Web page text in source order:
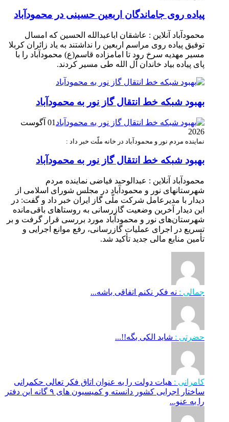
پیاده روی جاماندگان اربعین حسینی در محمودآباد
محمودآباد آنلاین : عاشقان اباعبدالله الحسین که امسال
توفیق پیاده روی مراسم اربعین را نداشتند به یاد زائران کربلا
مسیر مهدیه سرخ رود تا امامزاده قاسم(ع) محمودآباد را با
پای پیاده بیاد خاندان آل الله طی مسیر کردند.
بهبود شبکه خط انتقال گاز نور به محمودآباد
01 آگوست
2026
نماینده مردم نور و محمودآباد در خانه ملّت خبر داد :
بهبود شبکه خط انتقال گاز نور به محمودآباد
محمودآباد آنلاین : عبدالوحید فیاضی نماینده مردم
شهرستانهای نور و محمودآباد در مجلس شورای اسلامی از
دیدار با مدیرعامل شرکت ملّی گاز ایران خبر داد و گفت: در
این دیدار آخرین وضعیت گازرسانی به روستاهای باقی‌مانده
شهرستان‌های نور و محمودآباد مورد بررسی قرار گرفت و بر
تسریع در اجرای عملیات گازرسانی، رفع موانع اجرایی و
تأمین منابع مالی جدید تأکید شد.
جمالی : نه فکر نکنم اتفاقی باشه...
حضرتی : شاید الکی بگه!!...
کامرانی : هیات دولت را به عنوان اتاق فکر تعالی حکمرانی
ساختار اجرایی کشور دانسته و کمیسیون های ۹ گانه این دفتر
را به عنو...